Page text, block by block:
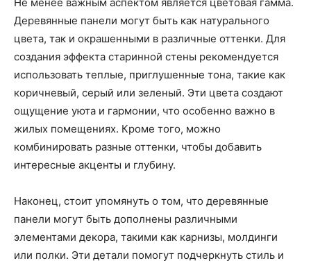
Деревянные панели могут быть как натурального
цвета, так и окрашенными в различные оттенки. Для
создания эффекта старинной стены рекомендуется
использовать теплые, приглушенные тона, такие как
коричневый, серый или зеленый. Эти цвета создают
ощущение уюта и гармонии, что особенно важно в
жилых помещениях. Кроме того, можно
комбинировать разные оттенки, чтобы добавить
интересные акценты и глубину.
Наконец, стоит упомянуть о том, что деревянные
панели могут быть дополнены различными
элементами декора, такими как карнизы, молдинги
или полки. Эти детали помогут подчеркнуть стиль и